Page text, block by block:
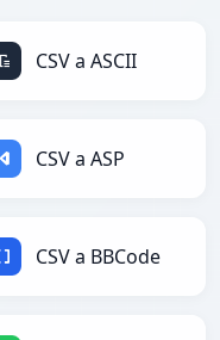
CSV a ASCII
CSV a ASP
CSV a BBCode